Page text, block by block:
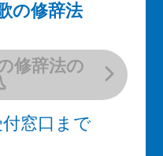
の修辞法
修辞法の
窓口まで